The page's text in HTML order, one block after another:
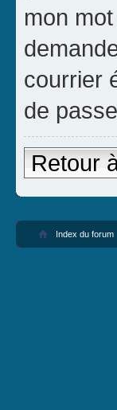
mon
courrier
de
Retour
Index du forum